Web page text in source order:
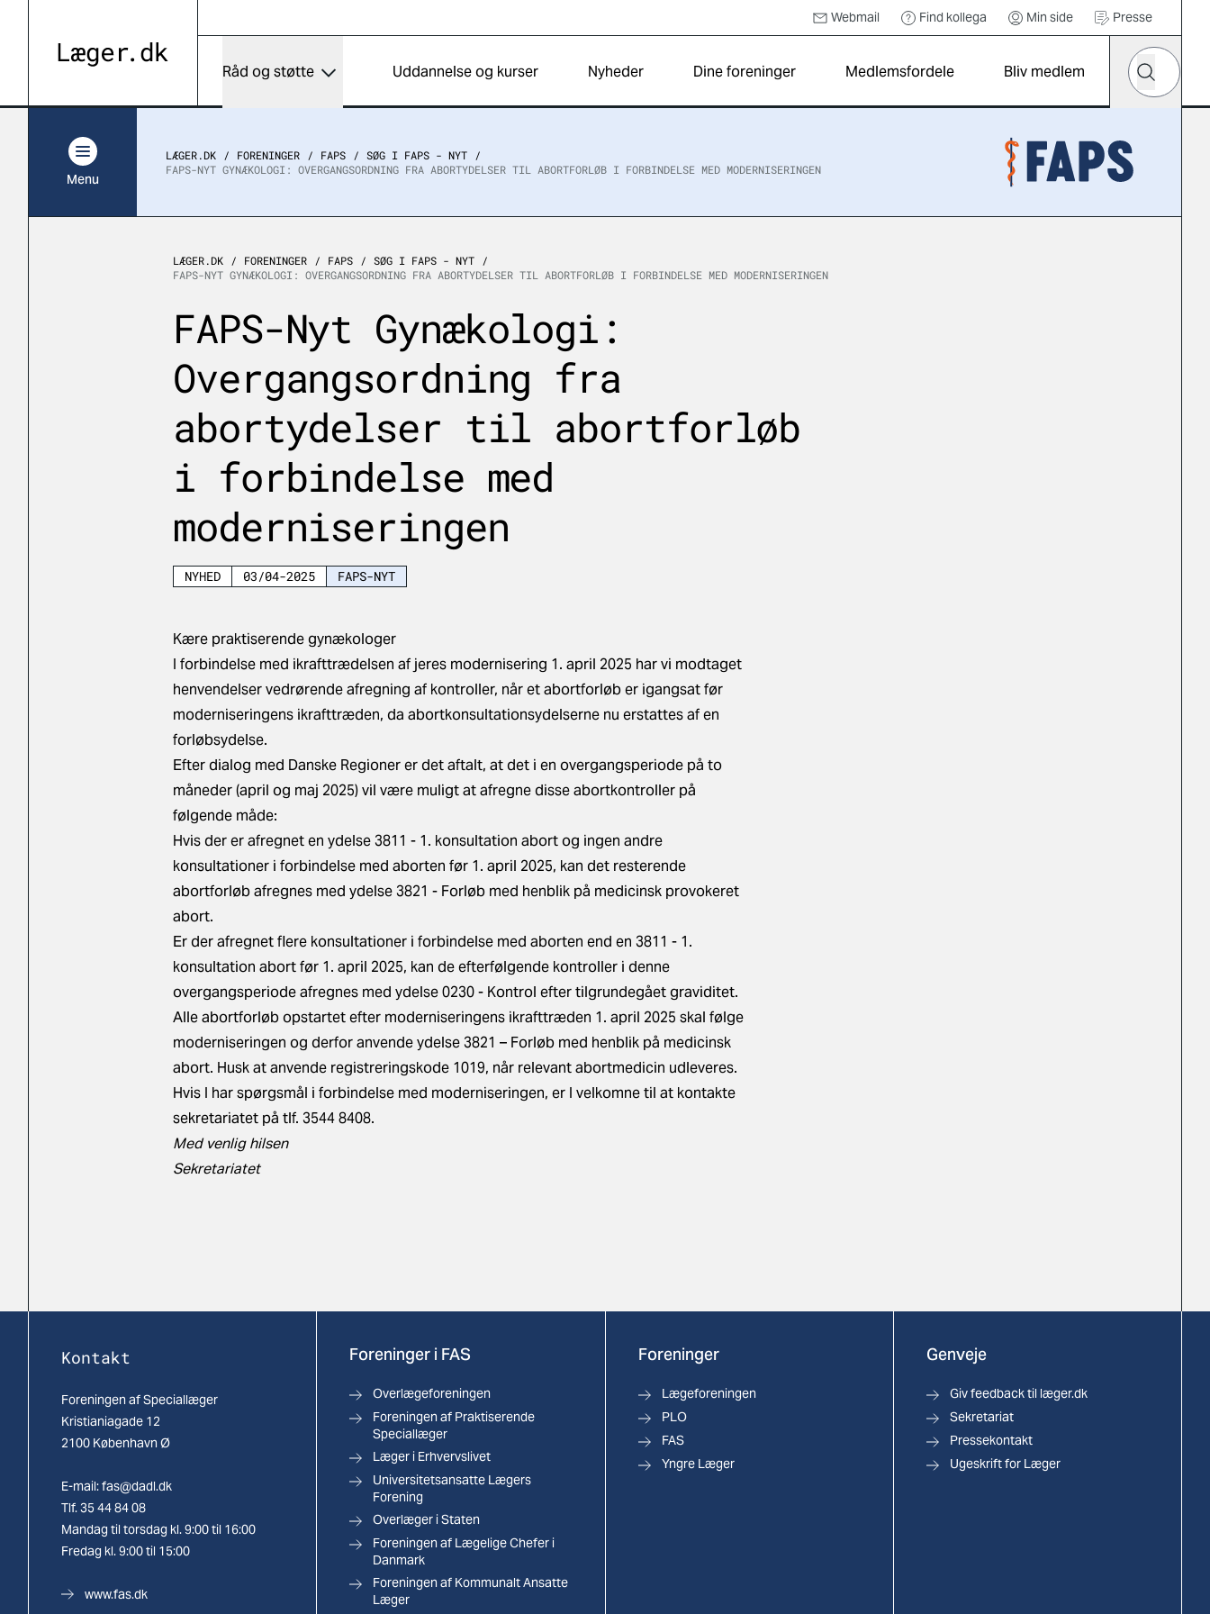
Webmail Find kollega Min side Presse
Råd og støtte Uddannelse og kurser Nyheder Dine foreninger Medlemsfordele Bliv medlem
Hvad leder
Søg
Menu
LÆGER.DK FORENINGER FAPS
SØG I FAPS - NYT
FAPS-NYT GYNÆKOLOGI: OVERGANGSORDNING FRA ABORTYDELSER TIL ABORTFORLØB I FORBINDELSE MED MODERNISERINGEN
LÆGER.DK FORENINGER FAPS
SØG I FAPS - NYT
FAPS-NYT GYNÆKOLOGI: OVERGANGSORDNING FRA ABORTYDELSER TIL ABORTFORLØB I FORBINDELSE MED MODERNISERINGEN
FAPS-Nyt Gynækologi:
Overgangsordning fra
abortydelser til abortforløb
i forbindelse med
moderniseringen
NYHED 03/04-2025 FAPS-NYT
Kære praktiserende gynækologer
I forbindelse med ikrafttrædelsen af jeres modernisering 1. april 2025 har vi modtaget
henvendelser vedrørende afregning af kontroller, når et abortforløb er igangsat før
moderniseringens ikrafttræden, da abortkonsultationsydelserne nu erstattes af en
forløbsydelse.
Efter dialog med Danske Regioner er det aftalt, at det i en overgangsperiode på to
måneder (april og maj 2025) vil være muligt at afregne disse abortkontroller på
følgende måde:
Hvis der er afregnet en ydelse 3811 - 1. konsultation abort og ingen andre
konsultationer i forbindelse med aborten før 1. april 2025, kan det resterende
abortforløb afregnes med ydelse 3821 - Forløb med henblik på medicinsk provokeret
abort.
Er der afregnet flere konsultationer i forbindelse med aborten end en 3811 - 1.
konsultation abort før 1. april 2025, kan de efterfølgende kontroller i denne
overgangsperiode afregnes med ydelse 0230 - Kontrol efter tilgrundegået graviditet.
Alle abortforløb opstartet efter moderniseringens ikrafttræden 1. april 2025 skal følge
moderniseringen og derfor anvende ydelse 3821 – Forløb med henblik på medicinsk
abort. Husk at anvende registreringskode 1019, når relevant abortmedicin udleveres.
Hvis I har spørgsmål i forbindelse med moderniseringen, er I velkomne til at kontakte
sekretariatet på tlf. 3544 8408.
Med venlig hilsen
Sekretariatet
Kontakt
Foreningen af Speciallæger
Kristianiagade 12
2100 København Ø
E-mail:fas@dadl.dk
Tlf. 35 44 84 08
Mandag til torsdag kl. 9:00 til 16:00
Fredag kl. 9:00 til 15:00
www.fas.dk
Foreninger i FAS
Overlægeforeningen
Foreningen af Praktiserende
Speciallæger
Læger i Erhvervslivet
Universitetsansatte Lægers
Forening
Overlæger i Staten
Foreningen af Lægelige Chefer i
Danmark
Foreningen af Kommunalt Ansatte
Læger
Foreninger
Lægeforeningen
PLO
FAS
Yngre Læger
Genveje
Giv feedback til læger.dk
Sekretariat
Pressekontakt
Ugeskrift for Læger